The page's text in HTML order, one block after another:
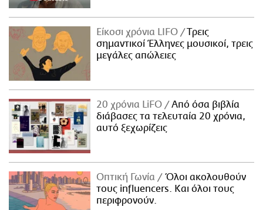
Είκοσι χρόνια LIFO
Tρεις
σημαντικοί Έλληνες μουσικοί, τρεις
μεγάλες απώλειες
20 χρόνια LiFO
Από όσα βιβλία
διάβασες τα τελευταία 20 χρόνια,
αυτό ξεχωρίζεις
Οπτική Γωνία
Όλοι ακολουθούν
τους influencers. Και όλοι τους
περιφρονούν.